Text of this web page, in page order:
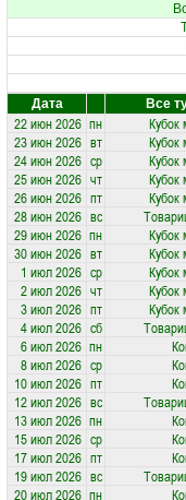
Дата
Все
22 июн 2026 пн Кубок
23 июн 2026 вт Кубок
24 июн 2026 ср Кубок
25 июн 2026 чт Кубок
26 июн 2026 пт Кубок
28 июн 2026 вс
29 июн 2026 пн Кубок
30 июн 2026 вт Кубок
1 июл 2026 ср Кубок
2 июл 2026 чт Кубок
3 июл 2026 пт Кубок
4 июл 2026 сб
6 июл 2026 пн
8 июл 2026 ср
10 июл 2026 пт
12 июл 2026 вс
13 июл 2026 пн
15 июл 2026 ср
17 июл 2026 пт
19 июл 2026 вс
20 июл 2026 пн